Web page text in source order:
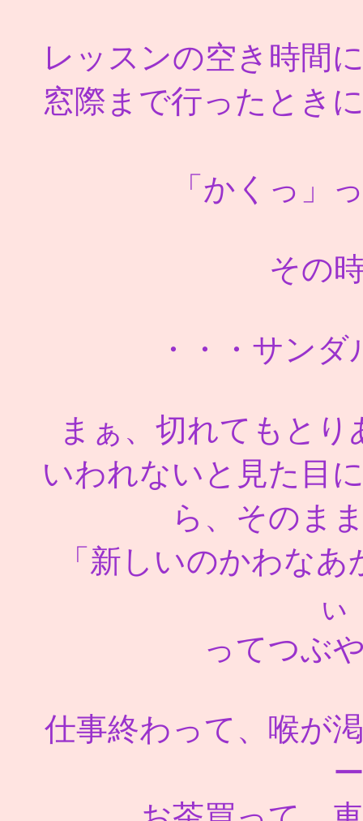
レッスンの空き時間
窓際まで行ったとき
「かくっ」
その
・・・サン
まぁ、切れてもと
いわれないと見た目
ら、そのま
「新しいのかわな
ぃ
ってつぶ
仕事終わって、喉が